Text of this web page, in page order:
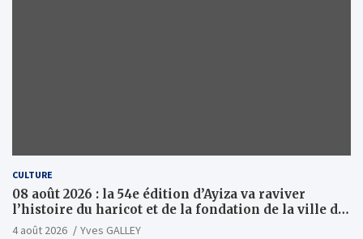
CULTURE
08 août 2026 : la 54e édition d’Ayiza va raviver
l’histoire du haricot et de la fondation de la ville de
Tsévié
4 août 2026 Yves GALLEY